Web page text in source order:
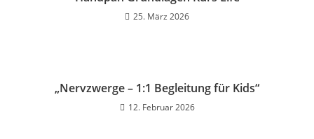
25. März 2026
„Nervzwerge – 1:1 Begleitung für Kids“
12. Februar 2026